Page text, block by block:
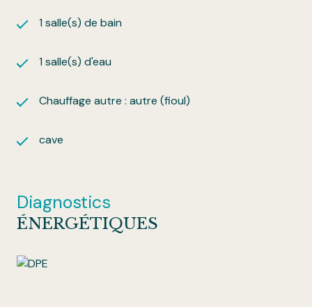
1 salle(s) de bain
1 salle(s) d'eau
Chauffage autre : autre (fioul)
cave
Diagnostics
ÉNERGÉTIQUES